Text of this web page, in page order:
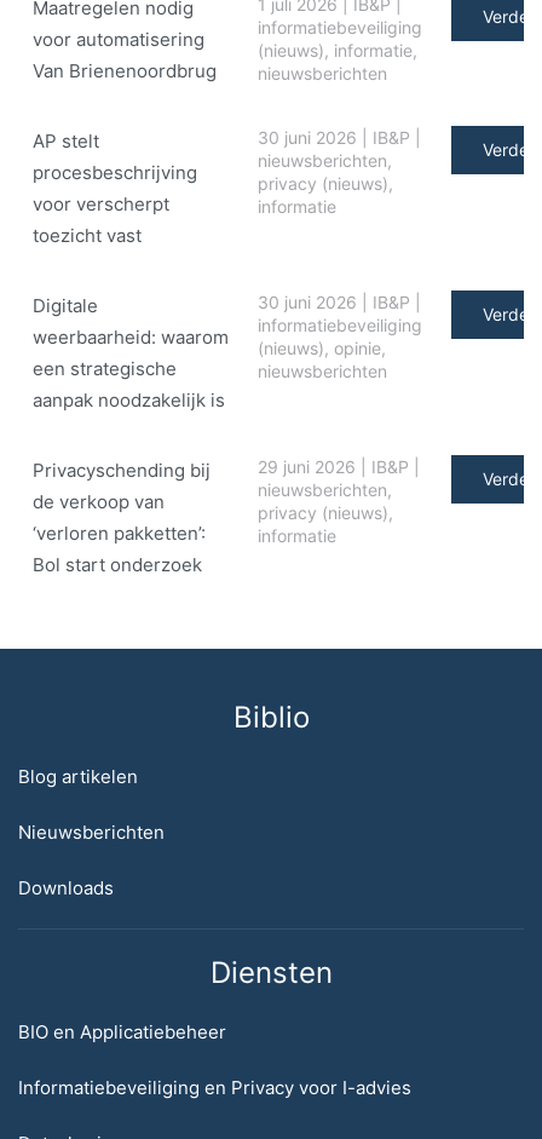
Maatregelen nodig
voor automatisering
Van Brienenoordbrug
informatiebeveiliging
(nieuws), informatie,
nieuwsberichten
Verder
AP stelt
procesbeschrijving
voor verscherpt
toezicht vast
30 juni 2026 IB&P
nieuwsberichten,
privacy (nieuws),
informatie
Verder
Digitale
weerbaarheid: waarom
een strategische
aanpak noodzakelijk is
30 juni 2026 IB&P
informatiebeveiliging
(nieuws), opinie,
nieuwsberichten
Verder
Privacyschending bij
de verkoop van
‘verloren pakketten’:
Bol start onderzoek
29 juni 2026 IB&P
nieuwsberichten,
privacy (nieuws),
informatie
Verder
Biblio
Blog artikelen
Nieuwsberichten
Downloads
Diensten
BIO en Applicatiebeheer
Informatiebeveiliging en Privacy voor I-advies